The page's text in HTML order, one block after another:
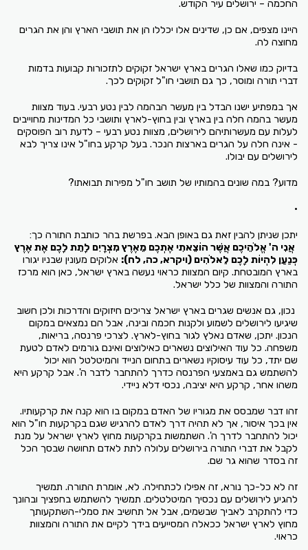
החכמה – ירושלים עיר הקודש.
היינו מצפים, אם כן, שדינים אלו יכללו הן את תושבי הארץ והן את הגרים
מחוצה לה.
בדיוק כמו שאלו הגרים בארץ ישראל זקוקים לתזכורות קבועות בדמות
דברי תורה ומוסר, כך גם תושבי חו"ל זקוקים לכך.
אך במפתיע ישנו הבדל בין מעשר הבהמה לבין נטע רבעי. בעוד מצוות
מעשר בהמה חלה בין בארץ ובין בחוץ-לארץ ותושבי כל המדינות מחוייבים
לעלות עם מעשרותיהם לירושלים, מצוות נטע רבעי – לדעת רוב הפוסקים
- אינה חלה על הגרים בארצות הנכר. בעל קרקע בחו"ל אינו צריך לבא
לירושלים עם יבולו.
מדוע? במה שונים בהמותיו של תושב חו"ל מפירות תבואתו?
•
יתכן שניתן להבין זאת גם באופן הבא. בפרשת בהר כותבת התורה כך:
אֲנִי ה' אֱלֹהֵיכֶם אֲשֶׁר הוֹצֵאתִי אֶתְכֶם מֵאֶרֶץ מִצְרָיִם לָתֵת לָכֶם אֶת אֶרֶץ
כְּנַעַן לִהְיוֹת לָכֶם לֵאלֹהִים (ויקרא, כה, לח): אלוקים מעונין שבניו יגורו
בארץ המובטחת. קיום המצוות כראוי נעשה בארץ ישראל, כאן הוא מרכז
התורה והמצוות של כלל ישראל.
נכון, גם אנשים שגרים בארץ ישראל צריכים חיזוקים והדרכות ולכן חשוב
שיגיעו לירושלים לשמוע ולקנות חכמה ובינה, אבל הם נמצאים במקום
הנכון. יתכן, שאדם נאלץ לגור בחוץ-לארץ. לצרכי פרנסה, בריאות,
משפחה. כל עוד האילוצים נשארים כאילוצים ואינם גורמים לאדם לטעת
שם יתד, כל עוד עיסוקיו נשארים בתחום הנייד והמיטלטל הוא יכול
להשתמש גם באמצעי הפרנסה כדרך להתחבר לדבר ה'. אבל קרקע היא
משהו אחר, קרקע היא יציבה, נכסי דלא ניידי.
זהו דבר שמבסס את מגוריו של האדם במקום בו הוא קנה את קרקעותיו.
אין בכך איסור, אך לא תהיה דרך לאדם להרגיש שגם בקרקעות חו"ל הוא
יכול להתחבר לדרך ה'. השתמשות בקרקעות מחוץ לארץ ישראל על מנת
לקבל את דברי התורה בירושלים עלולה לתת לאדם תחושה שבסך הכל
זה בסדר שהוא גר שם.
זה לא כל-כך נורא, זה אפילו לכתחילה. לא, אומרת התורה. תמשיך
להגיע לירושלים עם נכסיך המיטלטלים. תמשיך להשתמש בחפציך ובהונך
כדי להתקרב לאביך שבשמים, אבל אל תחשיב את סמלי-השתקעותך
מחוץ לארץ ישראל ככאלה המסייעים בידך לקיים את התורה והמצוות
כראוי.